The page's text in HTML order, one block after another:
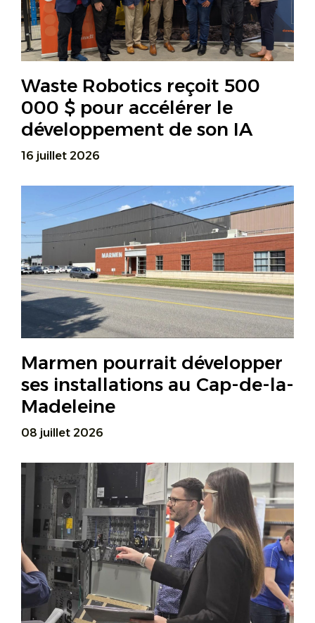
Waste Robotics reçoit 500
000 $ pour accélérer le
développement de son IA
16 juillet 2026
Marmen pourrait développer
ses installations au Cap-de-la-
Madeleine
08 juillet 2026